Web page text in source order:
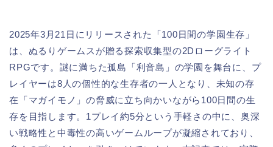
2025年3月21日にリリースされた「100日間の学園生存」
は、ぬるりゲームスが贈る探索収集型の2Dローグライト
RPGです。謎に満ちた孤島「利音島」の学園を舞台に、プ
レイヤーは8人の個性的な生存者の一人となり、未知の存
在「マガイモノ」の脅威に立ち向かいながら100日間の生
存を目指します。1プレイ約5分という手軽さの中に、奥深
い戦略性と中毒性の高いゲームループが凝縮されており、